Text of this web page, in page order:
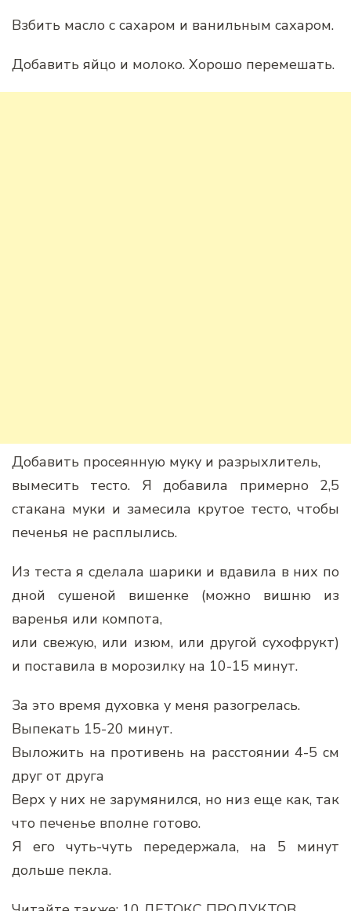
Взбить масло с сахаром и ванильным сахаром.
Добавить яйцо и молоко. Хорошо перемешать.
Добавить просеянную муку и разрыхлитель,
вымесить тесто. Я добавила примерно 2,5
стакана муки и замесила крутое тесто, чтобы
печенья не расплылись.
Из теста я сделала шарики и вдавила в них по
дной сушеной вишенке (можно вишню из
варенья или компота,
или свежую, или изюм, или другой сухофрукт)
и поставила в морозилку на 10-15 минут.
За это время духовка у меня разогрелась.
Выпекать 15-20 минут.
Выложить на противень на расстоянии 4-5 см
друг от друга
Верх у них не зарумянился, но низ еще как, так
что печенье вполне готово.
Я его чуть-чуть передержала, на 5 минут
дольше пекла.